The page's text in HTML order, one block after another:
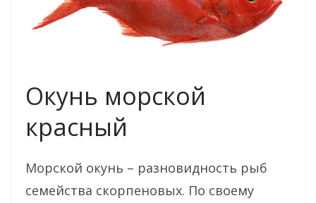
Окунь морской
красный
Морской окунь – разновидность рыб
семейства скорпеновых. По своему